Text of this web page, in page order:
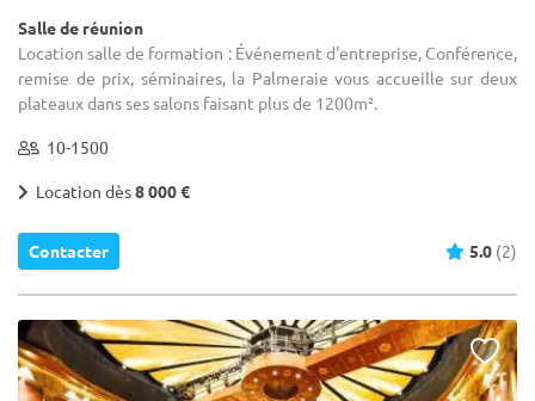
Salle de réunion
Location salle de formation : Événement d'entreprise, Conférence,
remise de prix, séminaires, la Palmeraie vous accueille sur deux
plateaux dans ses salons faisant plus de 1200m².
10-1500
Location dès8 000 €
Contacter 5.0 (2)